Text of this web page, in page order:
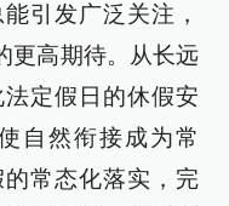
引发广泛关注，
更高期待。从长远
定假日的休假安
自然衔接成为常
常态化落实，完